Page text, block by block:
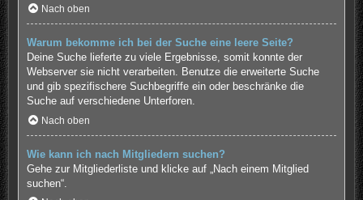
Nach oben
Warum bekomme ich bei der Suche eine leere Seite?
Deine Suche lieferte zu viele Ergebnisse, somit konnte der
Webserver sie nicht verarbeiten. Benutze die erweiterte Suche
und gib spezifischere Suchbegriffe ein oder beschränke die
Suche auf verschiedene Unterforen.
Nach oben
Wie kann ich nach Mitgliedern suchen?
Gehe zur Mitgliederliste und klicke auf „Nach einem Mitglied
suchen“.